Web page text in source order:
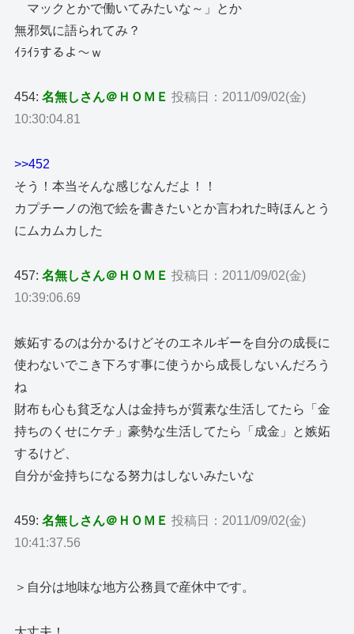
マックとかで働いてみたいな～」とか
無邪気に語られてみ？
ｲﾗｲﾗするよ～ｗ
454:名無しさん＠ＨＯＭＥ 投稿日：2011/09/02(金)
10:30:04.81
>>452
そう！本当そんな感じなんだよ！！
カプチーノの泡で絵を書きたいとか言われた時ほんとう
にムカムカした
457:名無しさん＠ＨＯＭＥ 投稿日：2011/09/02(金)
10:39:06.69
嫉妬するのは分かるけどそのエネルギーを自分の成長に
使わないでこき下ろす事に使うから成長しないんだろう
ね
財布も心も貧乏な人は金持ちが質素な生活してたら「金
持ちのくせにケチ」豪勢な生活してたら「成金」と嫉妬
するけど、
自分が金持ちになる努力はしないみたいな
459:名無しさん＠ＨＯＭＥ 投稿日：2011/09/02(金)
10:41:37.56
＞自分は地味な地方公務員で産休中です。